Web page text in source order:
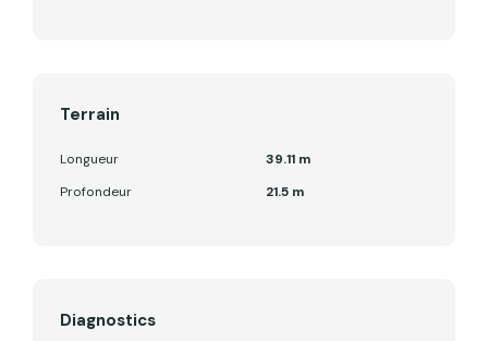
Terrain
Longueur
39.11 m
Profondeur
21.5 m
Diagnostics